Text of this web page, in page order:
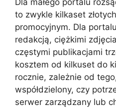
to zwykle kilkaset
promocyjnym. Dla
redakcją, ciężkimi
częstymi publikacjami
kosztem od kilkuset do
rocznie, zależnie od
współdzielony, czy
serwer zarządzany lub